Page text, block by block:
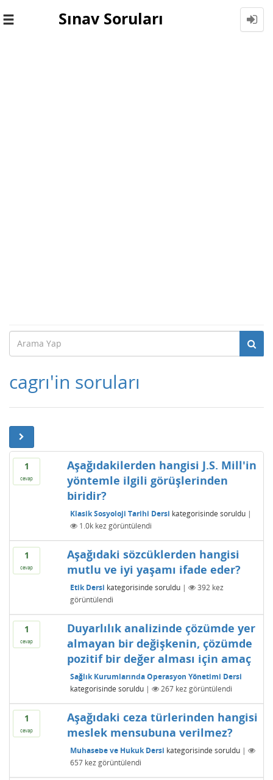
Toggle
Sınav Soruları
cagrı'in soruları
1
cevap
Aşağıdakilerden hangisi J.S. Mill'in
yöntemle ilgili görüşlerinden
biridir?
Klasik Sosyoloji Tarihi Dersi kategorisinde soruldu |
1.0kkez görüntülendi
1
cevap
Aşağıdaki sözcüklerden hangisi
mutlu ve iyi yaşamı ifade eder?
Etik Dersi kategorisinde soruldu | 392kez
görüntülendi
1
cevap
Duyarlılık analizinde çözümde yer
almayan bir değişkenin, çözümde
pozitif bir değer alması için amaç
Sağlık Kurumlarında Operasyon Yönetimi Dersi
kategorisinde soruldu | 267kez görüntülendi
1
cevap
Aşağıdaki ceza türlerinden hangisi
meslek mensubuna verilmez?
Muhasebe ve Hukuk Dersi kategorisinde soruldu |
657kez görüntülendi